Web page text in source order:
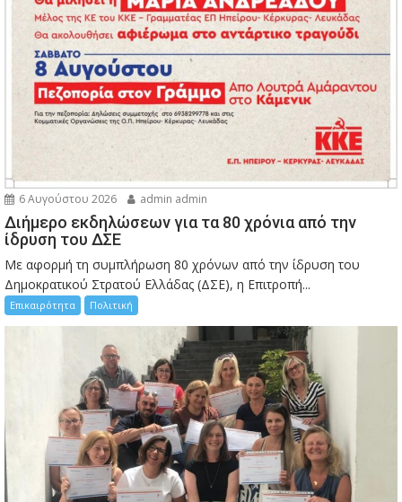
6 Αυγούστου 2026 admin admin
Διήμερο εκδηλώσεων για τα 80 χρόνια από την
ίδρυση του ΔΣΕ
Με αφορμή τη συμπλήρωση 80 χρόνων από την ίδρυση του
Δημοκρατικού Στρατού Ελλάδας (ΔΣΕ), η Επιτροπή...
Επικαιρότητα Πολιτική